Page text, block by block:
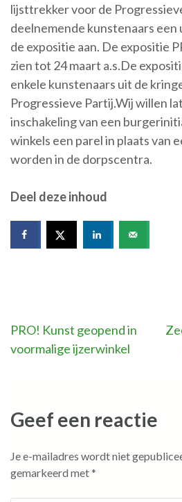
lijsttrekker voor de
deelnemende kunstenaars een
de expositie aan. De expositie
zien tot 24 maart a.s.De
enkele kunstenaars uit de
Progressieve Partij.Wij willen
inschakeling van een
winkels een parel in plaats van
worden in de dorpscentra.
Deel deze inhoud
Bericht
navigatie
PRO! Kunst geopend in
voormalige ijzerwinkel
Geef een reactie
Je e-mailadres wordt niet
gemarkeerd met*